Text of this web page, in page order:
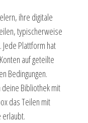
ihre digitale
typischerweise
Jede Plattform hat
auf geteilte
Bedingungen.
Bibliothek mit
das Teilen mit